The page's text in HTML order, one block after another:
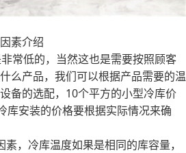
素介绍
常低的，当然这也是需要按照顾客
么产品，我们可以根据产品需要的温
备的选配，10个平方的小型冷库价
库安装的价格要根据实际情况来确
，冷库温度如果是相同的库容量，